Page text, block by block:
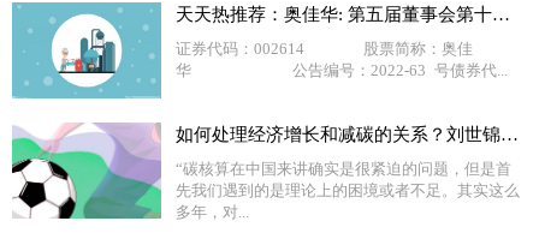
天天热推荐：奥佳华: 第五届董事会第十七次会议决议公告
证券代码：002614 股票简称：奥佳
华 公告编号：2022-63 号债券代...
如何处理经济增长和减碳的关系？刘世锦：最关键因素是绿色技术创新
“碳核算在中国来讲确实是很紧迫的问题，但是首
先我们遇到的是理论上的困境或者不足。其实这么
多年，对...